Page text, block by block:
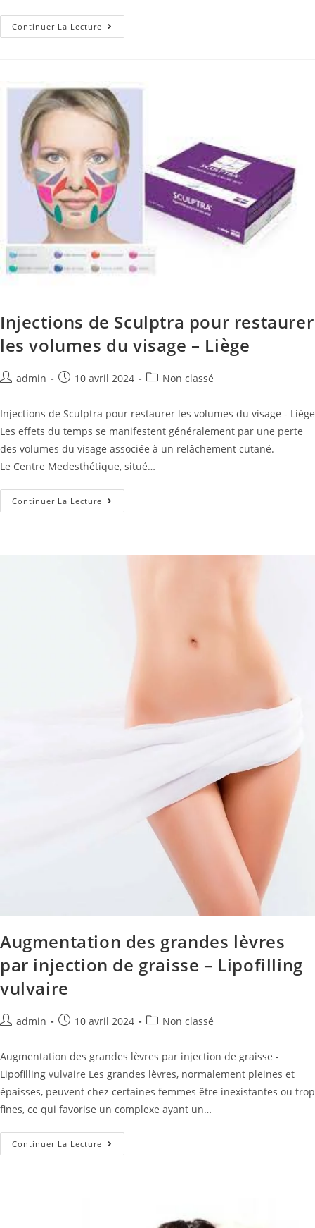
Continuer La Lecture
Injections de Sculptra pour restaurer
les volumes du visage – Liège
admin 10 avril 2024 Non classé
Injections de Sculptra pour restaurer les volumes du visage - Liège
Les effets du temps se manifestent généralement par une perte
des volumes du visage associée à un relâchement cutané.
Le Centre Medesthétique, situé…
Continuer La Lecture
Augmentation des grandes lèvres
par injection de graisse – Lipofilling
vulvaire
admin 10 avril 2024 Non classé
Augmentation des grandes lèvres par injection de graisse -
Lipofilling vulvaire Les grandes lèvres, normalement pleines et
épaisses, peuvent chez certaines femmes être inexistantes ou trop
fines, ce qui favorise un complexe ayant un…
Continuer La Lecture